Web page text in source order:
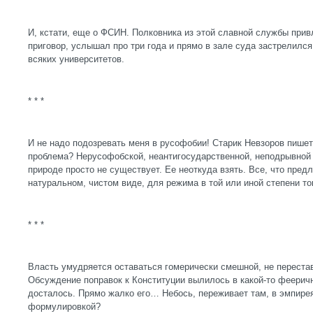
И, кстати, еще о ФСИН. Полковника из этой славной службы
приговор, услышал про три года и прямо в зале суда
всяких университетов.
* * *
И не надо подозревать меня в русофобии! Старик Невзоров
проблема? Нерусофобской, неантигосударственной,
природе просто не существует. Ее неоткуда взять. Все, что
натуральном, чистом виде, для режима в той или иной степени
* * *
Власть умудряется оставаться гомерически смешной, не
Обсуждение поправок к Конституции вылилось в какой-то
досталось. Прямо жалко его… Небось, переживает там, в
формулировкой?